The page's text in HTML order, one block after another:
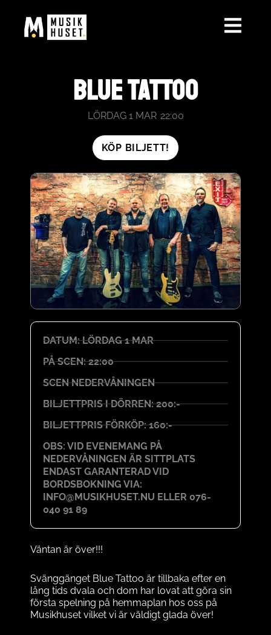
HOPPA
TILL
INNEHÅLLBLUE TATTOO
LÖRDAG 1 MAR 22:00
KÖP BILJETT!
DATUM: LÖRDAG 1 MAR
PÅ SCEN: 22:00
SCEN NEDERVÅNINGEN
BILJETTPRIS I DÖRREN: 200:-
BILJETTPRIS FÖRKÖP: 160:-
OBS: VID EVENEMANG PÅ
NEDERVÅNINGEN ÄR SITTPLATS
ENDAST GARANTERAD VID
BORDSBOKNING VIA:
INFO@MUSIKHUSET.NU ELLER 076-
040 91 89
Väntan är över!!!
Svänggänget Blue Tattoo är tillbaka efter en
lång tids dvala och dom har lovat att göra sin
första spelning på hemmaplan hos oss på
Musikhuset vilket vi är väldigt glada över!